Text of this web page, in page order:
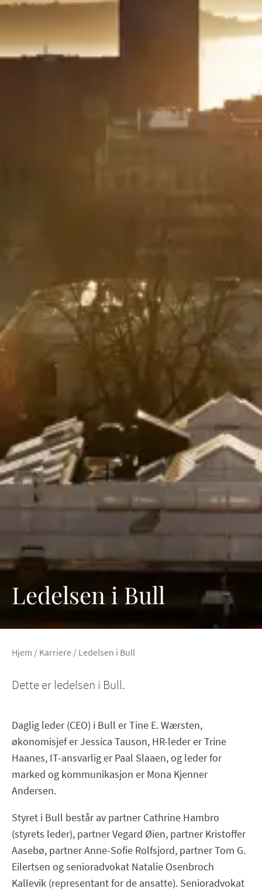
Ledelsen i Bull
Hjem / Karriere / Ledelsen i Bull
Dette er ledelsen i Bull.
Daglig leder (CEO) i Bull er Tine E. Wærsten,
økonomisjef er Jessica Tauson, HR-leder er Trine
Haanes, IT-ansvarlig er Paal Slaaen, og leder for
marked og kommunikasjon er Mona Kjenner
Andersen.
Styret i Bull består av partner Cathrine Hambro
(styrets leder), partner Vegard Øien, partner Kristoffer
Aasebø, partner Anne-Sofie Rolfsjord, partner Tom G.
Eilertsen og senioradvokat Natalie Osenbroch
Kallevik (representant for de ansatte). Senioradvokat